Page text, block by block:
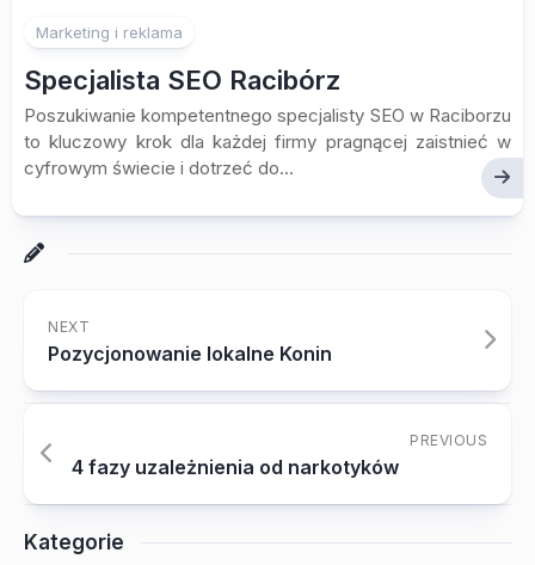
Marketing i reklama
Specjalista SEO Racibórz
Poszukiwanie kompetentnego specjalisty SEO w Raciborzu
to kluczowy krok dla każdej firmy pragnącej zaistnieć w
cyfrowym świecie i dotrzeć do...
NEXT
Pozycjonowanie lokalne Konin
PREVIOUS
4 fazy uzależnienia od narkotyków
Kategorie